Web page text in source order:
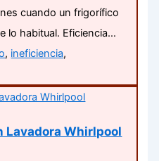
cuando un frigorífico
lo habitual. Eficiencia…
, ineficiencia,
Lavadora Whirlpool